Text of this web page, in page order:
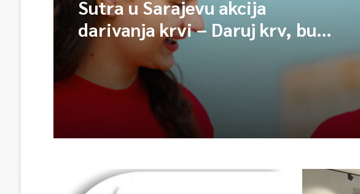
Sutra u Sarajevu akcija
darivanja krvi – Daruj krv, budi
opet njihov heroj